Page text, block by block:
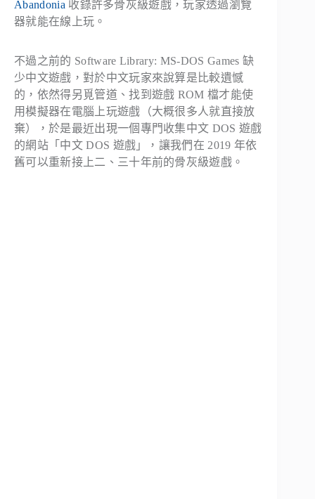
Abandonia 收錄許多骨灰級遊戲，玩家透過瀏覽
器就能在線上玩。
不過之前的 Software Library: MS-DOS Games 缺
少中文遊戲，對於中文玩家來說算是比較遺憾
的，依然得另覓管道、找到遊戲 ROM 檔才能使
用模擬器在電腦上玩遊戲（大概很多人就直接放
棄），於是最近出現一個專門收集中文 DOS 遊戲
的網站「中文 DOS 遊戲」，讓我們在 2019 年依
舊可以重新接上二、三十年前的骨灰級遊戲。